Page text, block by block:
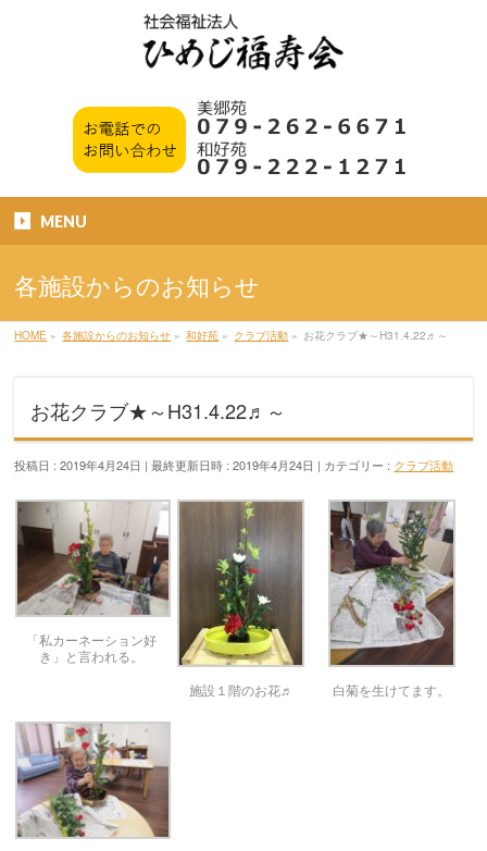
MENU
各施設からのお知らせ
HOME » 各施設からのお知らせ » 和好苑 » クラブ活動 » お花クラブ★～H31.4.22♬～
お花クラブ★～H31.4.22♬～
投稿日 : 2019年4月24日 最終更新日時 : 2019年4月24日 カテゴリー : クラブ活動
「私カーネーション好
き」と言われる。
施設１階のお花♬
白菊を生けてます。